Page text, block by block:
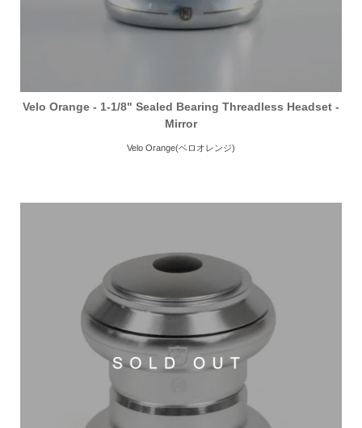
Velo Orange - 1-1/8" Sealed Bearing Threadless Headset -
Mirror
Velo Orange(ベロオレンジ)